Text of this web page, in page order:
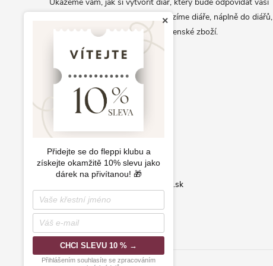
osobnosti a životnímu stylu. Nabízíme diáře, náplně do diářů,
samolepky a další exkluzivní papírenské zboží.
info@fleppi.cz
+420 778 140 590
Fleppi.sk
×
Přidejte se do fleppi klubu a
získejte okamžitě 10% slevu jako
dárek na přivítanou! 🎁
CHCI SLEVU 10 % →
Přihlášením souhlasíte se zpracováním